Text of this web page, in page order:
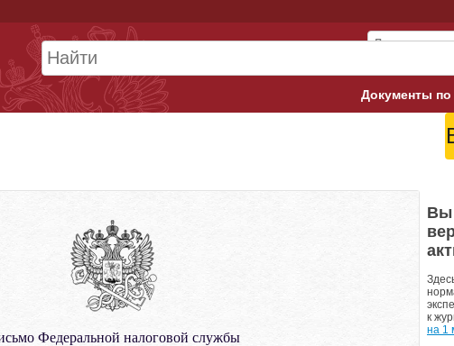
Документы
Верховный
Федеральной налоговой службы
Вы
к
на 1